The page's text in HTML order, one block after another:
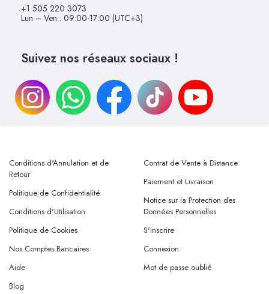
+1 505 220 3073
Lun – Ven : 09:00-17:00 (UTC+3)
Suivez nos réseaux sociaux !
Conditions d'Annulation et de
Retour
Politique de Confidentialité
Conditions d'Utilisation
Contrat de Vente à Distance
Paiement et Livraison
Notice sur la Protection des
Données Personnelles
Politique de Cookies
Nos Comptes Bancaires
Aide
S'inscrire
Connexion
Mot de passe oublié
Blog